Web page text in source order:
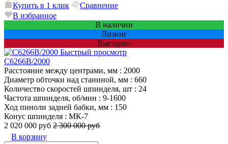
Купить в 1 клик
Сравнение
В избранное
В наличии
Лизинг
Выгодно!
Быстрый просмотр
C6266B/2000
Расстояние между центрами, мм : 2000
Диаметр обточки над станиной, мм : 660
Количество скоростей шпинделя, шт : 24
Частота шпинделя, об/мин : 9-1600
Ход пиноли задней бабки, мм : 150
Конус шпинделя : МК-7
2 020 000 руб 2 300 000 руб
В корзину